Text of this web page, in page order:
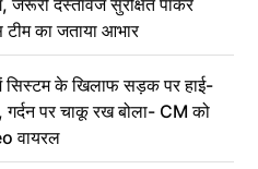
का जताया आभार
के खिलाफ सड़क पर हाई-
गर्दन पर चाकू रख बोला- CM को
वायरल